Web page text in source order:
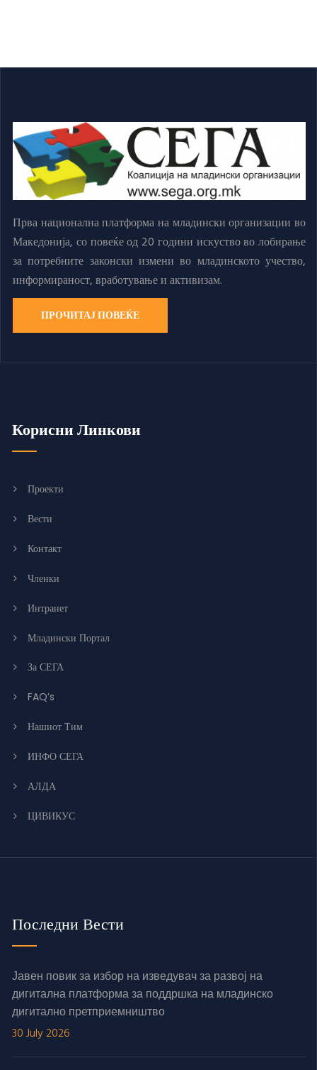
Прва национална платформа на младински организации во
Македонија, со повеќе од 20 години искуство во лобирање
за потребните законски измени во младинското учество,
информираност, вработување и активизам.
ПРОЧИТАЈ ПОВЕЌЕ
Корисни Линкови
Проекти
Вести
Контакт
Членки
Интранет
Младински Портал
За СЕГА
FAQ’s
Нашиот Тим
ИНФО СЕГА
АЛДА
ЦИВИКУС
Последни Вести
Јавен повик за избор на изведувач за развој на
дигитална платформа за поддршка на младинско
дигитално претприемништво
30 July 2026